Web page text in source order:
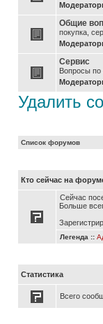
Общие
покупка,
Сервис
Вопросы по
Удалить
Список форумов
Кто сейчас на
Сейчас
Больше
Легенда ::
Статистика
Всего